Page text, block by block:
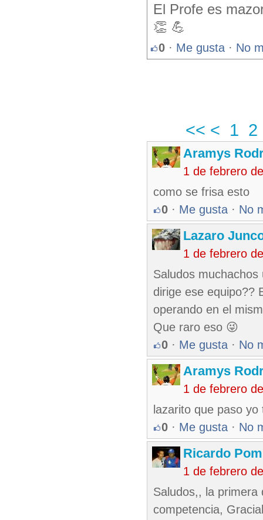
El Profe es
👏 💪
0 · Me gusta · No
<< < 1 2
Aramys
1 de febrero
como se frisa esto
0 · Me gusta · No
Lazaro
1 de febrero
Saludos
dirige ese equipo??
operando en el
Que raro eso 😜
0 · Me gusta · No
Aramys
1 de febrero
lazarito que paso
0 · Me gusta · No
Ricardo
1 de febrero
Saludos,, la primera
competencia,